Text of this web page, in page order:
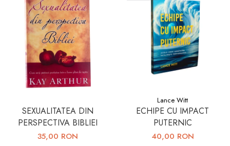
SEXUALITATEA DIN
PERSPECTIVA BIBLIEI
35,00 RON
Lance Witt
ECHIPE CU IMPACT
PUTERNIC
40,00 RON